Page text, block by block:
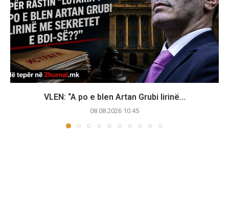
VLEN: “A po e blen Artan Grubi lirinë...
08.08.2026 10:45